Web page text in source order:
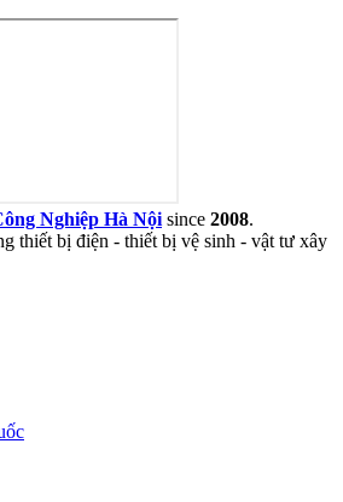
Nghiệp Hà Nội since 2008.
thiết bị điện - thiết bị vệ sinh - vật tư xây